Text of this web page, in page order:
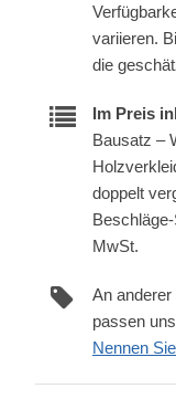
variieren.
die
Im Preis
Bausatz –
doppelt
MwSt.
An anderer
passen
Nennen